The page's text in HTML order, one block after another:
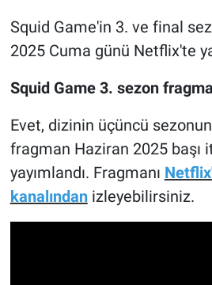
Squid Game'in 3. ve final
2025 Cuma günü Netflix'te
Squid Game 3. sezon
Evet, dizinin üçüncü
fragman Haziran 2025 başı
yayımlandı. Fragmanı
kanalındanizleyebilirsiniz.